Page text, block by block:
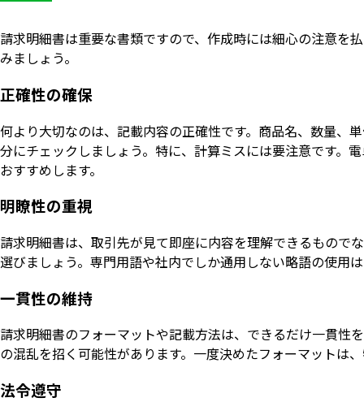
請求明細書は重要な書類ですので、作成時には細心の注意を
みましょう。
正確性の確保
何より大切なのは、記載内容の正確性です。商品名、数量、
分にチェックしましょう。特に、計算ミスには要注意です。
おすすめします。
明瞭性の重視
請求明細書は、取引先が見て即座に内容を理解できるもので
選びましょう。専門用語や社内でしか通用しない略語の使用
一貫性の維持
請求明細書のフォーマットや記載方法は、できるだけ一貫性
の混乱を招く可能性があります。一度決めたフォーマットは
法令遵守